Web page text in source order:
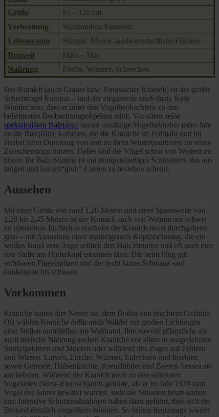
Größe
95 – 120 cm
Verbreitung
Waldtundren Eurasien,
Lebensraum
Sümpfe, Moore, landwirtschaftliche Flächen
Brutzeit
März – Mai
Nahrung
Fische, Würmer, Schnecken
Der Kranich (auch Grauer bzw. Eurasischer Kranich) ist der größte
Schreitvogel Europas – und der eleganteste noch dazu. Kein
Wunder also, dass er unter den Vogelbeobachtern zu den
beliebtesten Beobachtungsobjekten zählt. Vor allem seine
spektakulären Balztänze lassen unzählige Vogelliebhaber jedes Jahr
an die Rastplätze kommen, die die Kraniche im Frühjahr und im
Herbst beim Durchzug von und zu ihren Winterquartieren für einen
Zwischenstopp nutzen. Dabei sind die Vögel schon von Weitem zu
hören: Ihr Balz-Stimme ist ein trompetenartiges Schmettern, das aus
langen und kurzen“gruh“-Lauten zu bestehen scheint.
Aussehen
Mit einer Größe von rund 1,20 Metern und einer Spannweite von
2,20 bis 2,45 Metern ist der Kranich auch von Weitem nur schwer
zu übersehen. Im Stehen erscheint der Kranich meist durchgehend
grau – mit Ausnahme einer dunkelgrauen Kopfzeichnung, die ein
weißes Band vom Auge seitlich den Hals hinunter und oft auch eine
rote Stelle am Hinterkopf erkennen lässt. Die beim Flug gut
sichtbaren Flügelspitzen und der recht kurze Schwanz sind
dunkelgrau bis schwarz.
Vorkommen
Kraniche bauen ihre Nester auf dem Boden von feuchtem Gelände.
Oft wählen Kraniche dafür auch Wälder mit großen Lichtungen
oder Stellen unmittelbar am Waldrand. Ihre sowohl pflanzliche als
auch tierische Nahrung suchen Kraniche vor allem in ausgedehnten
Sumpfgebieten und Mooren oder während des Zuges auf Feldern
und Wiesen. Larven, Lurche, Würmer, Eidechsen und Insekten
sowie Getreide, Hülsenfrüchte, Kreuzblütler und Beeren fressen sie
am liebsten. Während der Kranich noch zu den seltensten
Vogelarten (West-)Deutschlands gehörte, als er im Jahr 1978 zum
Vogel des Jahres gewählt wurden, sieht die Situation heute anders
aus: Intensive Schutzmaßnahmen haben dazu geführt, dass sich der
Bestand deutlich vergrößern könnten. So brüten heutzutage wieder